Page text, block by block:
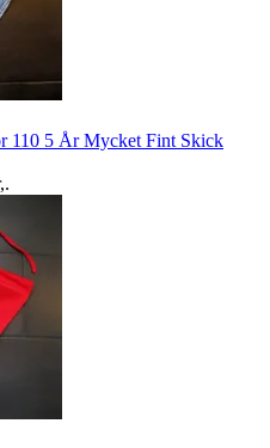
110 5 År Mycket Fint Skick
,.